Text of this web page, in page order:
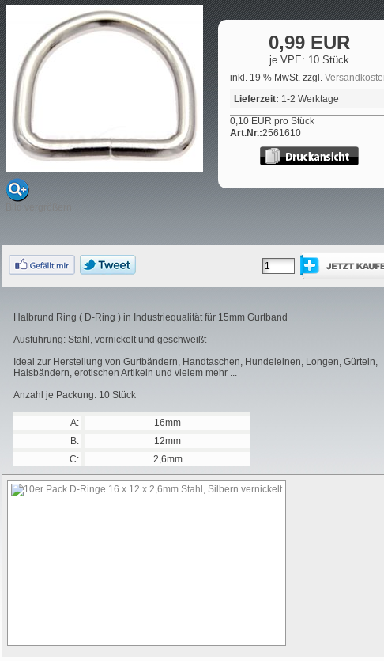
0,99 EUR
je VPE: 10 Stück
inkl. 19 % MwSt. zzgl.
Lieferzeit: 1-2 Werktage
0,10 EUR pro Stück
Art.Nr.:2561610
Halbrund Ring ( D-Ring ) in Industriequalität für 15mm Gurtband
Ausführung: Stahl, vernickelt und geschweißt
Ideal zur Herstellung von Gurtbändern, Handtaschen, Hundeleinen, Longen, Gürteln,
Halsbändern, erotischen Artikeln und vielem mehr ...
Anzahl je Packung: 10 Stück
A:
16mm
B:
12mm
C:
2,6mm